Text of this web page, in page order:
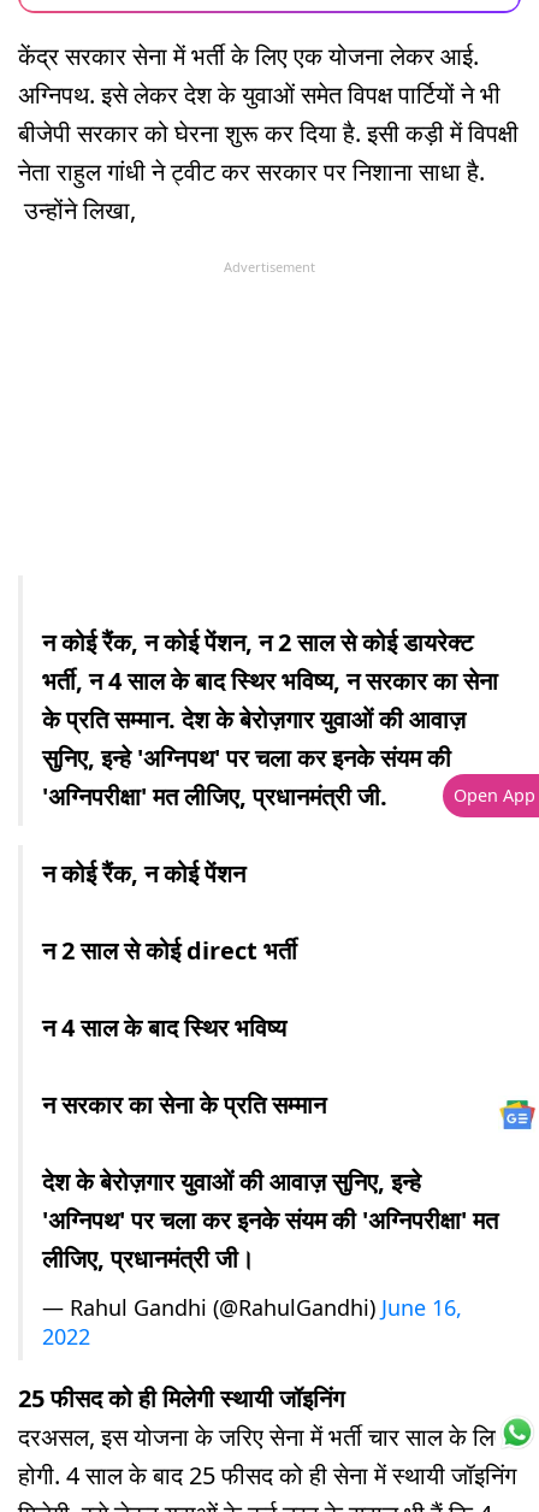
केंद्र सरकार सेना में भर्ती के लिए एक योजना लेकर आई.
अग्निपथ. इसे लेकर देश के युवाओं समेत विपक्ष पार्टियों ने भी
बीजेपी सरकार को घेरना शुरू कर दिया है. इसी कड़ी में विपक्षी
नेता राहुल गांधी ने ट्वीट कर सरकार पर निशाना साधा है.
उन्होंने लिखा,
Advertisement
न कोई रैंक, न कोई पेंशन, न 2 साल से कोई डायरेक्ट
भर्ती, न 4 साल के बाद स्थिर भविष्य, न सरकार का सेना
के प्रति सम्मान. देश के बेरोज़गार युवाओं की आवाज़
सुनिए, इन्हे 'अग्निपथ' पर चला कर इनके संयम की
'अग्निपरीक्षा' मत लीजिए, प्रधानमंत्री जी.
न कोई रैंक, न कोई पेंशन
न 2 साल से कोई direct भर्ती
न 4 साल के बाद स्थिर भविष्य
न सरकार का सेना के प्रति सम्मान
देश के बेरोज़गार युवाओं की आवाज़ सुनिए, इन्हे
'अग्निपथ' पर चला कर इनके संयम की 'अग्निपरीक्षा' मत
लीजिए, प्रधानमंत्री जी।
— Rahul Gandhi (@RahulGandhi) June 16,
2022
25 फीसद को ही मिलेगी स्थायी जॉइनिंग
दरअसल, इस योजना के जरिए सेना में भर्ती चार साल के लिए
होगी. 4 साल के बाद 25 फीसद को ही सेना में स्थायी जॉइनिंग
Open App